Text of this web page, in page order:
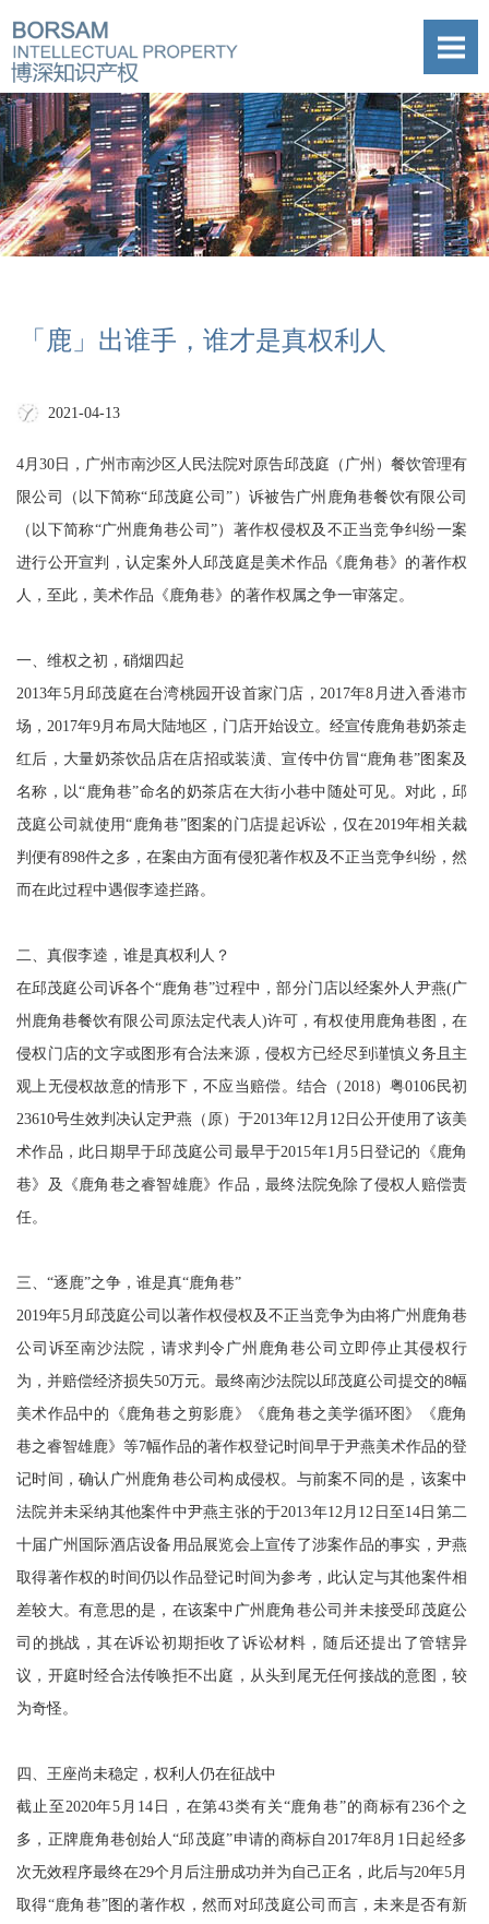
「鹿」出谁手，谁才是真权利人
2021-04-13
4月30日，广州市南沙区人民法院对原告邱茂庭（广州）餐饮管理有
限公司（以下简称“邱茂庭公司”）诉被告广州鹿角巷餐饮有限公司
（以下简称“广州鹿角巷公司”）著作权侵权及不正当竞争纠纷一案
进行公开宣判，认定案外人邱茂庭是美术作品《鹿角巷》的著作权
人，至此，美术作品《鹿角巷》的著作权属之争一审落定。
一、维权之初，硝烟四起
2013年5月邱茂庭在台湾桃园开设首家门店，2017年8月进入香港市
场，2017年9月布局大陆地区，门店开始设立。经宣传鹿角巷奶茶走
红后，大量奶茶饮品店在店招或装潢、宣传中仿冒“鹿角巷”图案及
名称，以“鹿角巷”命名的奶茶店在大街小巷中随处可见。对此，邱
茂庭公司就使用“鹿角巷”图案的门店提起诉讼，仅在2019年相关裁
判便有898件之多，在案由方面有侵犯著作权及不正当竞争纠纷，然
而在此过程中遇假李逵拦路。
二、真假李逵，谁是真权利人？
在邱茂庭公司诉各个“鹿角巷”过程中，部分门店以经案外人尹燕(广
州鹿角巷餐饮有限公司原法定代表人)许可，有权使用鹿角巷图，在
侵权门店的文字或图形有合法来源，侵权方已经尽到谨慎义务且主
观上无侵权故意的情形下，不应当赔偿。结合（2018）粤0106民初
23610号生效判决认定尹燕（原）于2013年12月12日公开使用了该美
术作品，此日期早于邱茂庭公司最早于2015年1月5日登记的《鹿角
巷》及《鹿角巷之睿智雄鹿》作品，最终法院免除了侵权人赔偿责
任。
三、“逐鹿”之争，谁是真“鹿角巷”
2019年5月邱茂庭公司以著作权侵权及不正当竞争为由将广州鹿角巷
公司诉至南沙法院，请求判令广州鹿角巷公司立即停止其侵权行
为，并赔偿经济损失50万元。最终南沙法院以邱茂庭公司提交的8幅
美术作品中的《鹿角巷之剪影鹿》《鹿角巷之美学循环图》《鹿角
巷之睿智雄鹿》等7幅作品的著作权登记时间早于尹燕美术作品的登
记时间，确认广州鹿角巷公司构成侵权。与前案不同的是，该案中
法院并未采纳其他案件中尹燕主张的于2013年12月12日至14日第二
十届广州国际酒店设备用品展览会上宣传了涉案作品的事实，尹燕
取得著作权的时间仍以作品登记时间为参考，此认定与其他案件相
差较大。有意思的是，在该案中广州鹿角巷公司并未接受邱茂庭公
司的挑战，其在诉讼初期拒收了诉讼材料，随后还提出了管辖异
议，开庭时经合法传唤拒不出庭，从头到尾无任何接战的意图，较
为奇怪。
四、王座尚未稳定，权利人仍在征战中
截止至2020年5月14日，在第43类有关“鹿角巷”的商标有236个之
多，正牌鹿角巷创始人“邱茂庭”申请的商标自2017年8月1日起经多
次无效程序最终在29个月后注册成功并为自己正名，此后与20年5月
取得“鹿角巷”图的著作权，然而对邱茂庭公司而言，未来是否有新